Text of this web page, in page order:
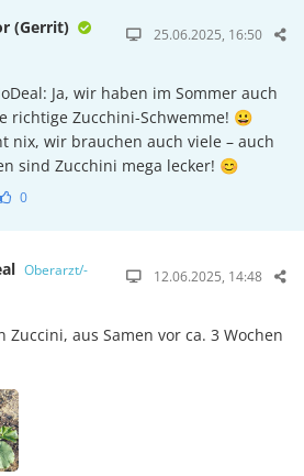
(Gerrit) 25.06.2025, 16:50
Ja, wir haben im Sommer auch
richtige Zucchini-Schwemme! 😀
nix, wir brauchen auch viele – auch
sind Zucchini mega lecker! 😊
0
Oberarzt/-
12.06.2025, 14:48
Zuccini, aus Samen vor ca. 3 Wochen